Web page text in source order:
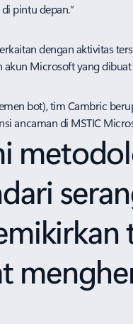
pintu depan.”
dengan aktivitas
Microsoft yang
bot), tim Cambric
ancaman di MSTIC